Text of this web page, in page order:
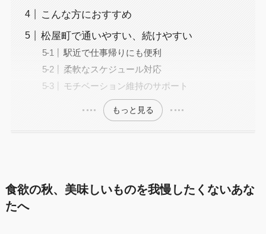
こんな方におすすめ
松屋町で通いやすい、続けやすい
駅近で仕事帰りにも便利
柔軟なスケジュール対応
モチベーション維持のサポート
もっと見る
食欲の秋、美味しいものを我慢したくないあな
たへ